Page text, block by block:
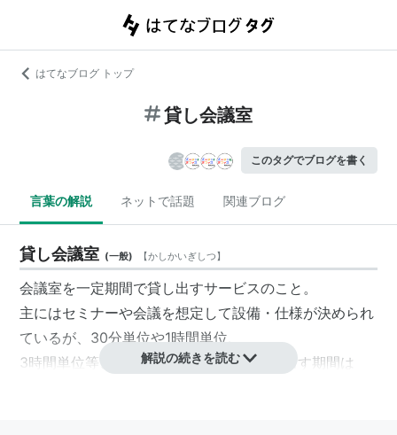
はてなブログ トップ
貸し会議室
このタグでブログを書く
言葉の解説 ネットで話題 関連ブログ
貸し会議室 (一般) 【かしかいぎしつ】
会議室を一定期間で貸し出すサービスのこと。
主にはセミナーや会議を想定して設備・仕様が決められ
ているが、30分単位や1時間単位、
3時間単位等、サービす主体によって借し出す期間は
解説の続きを読む